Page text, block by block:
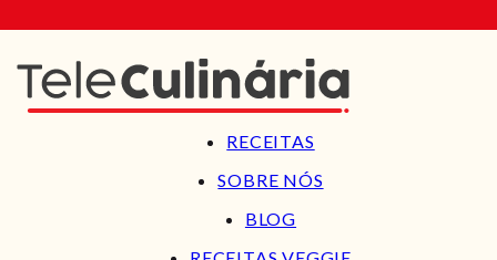
RECEITAS
SOBRE NÓS
BLOG